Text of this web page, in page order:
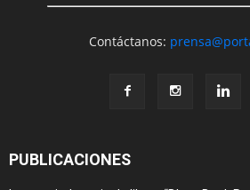
Contáctanos:
PUBLICACIONES